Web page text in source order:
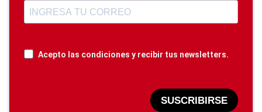
Acepto las condiciones y recibir tus newsletters.
SUSCRIBIRSE